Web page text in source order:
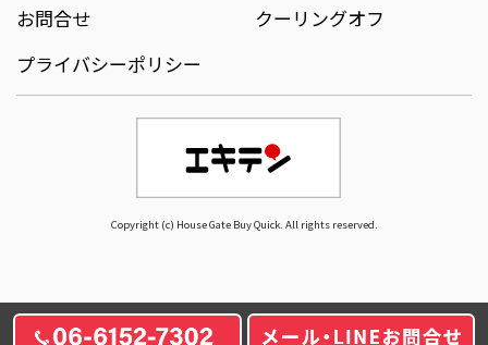
お問合せ
クーリングオフ
プライバシーポリシー
Copyright (c) House Gate Buy Quick. All rights reserved.